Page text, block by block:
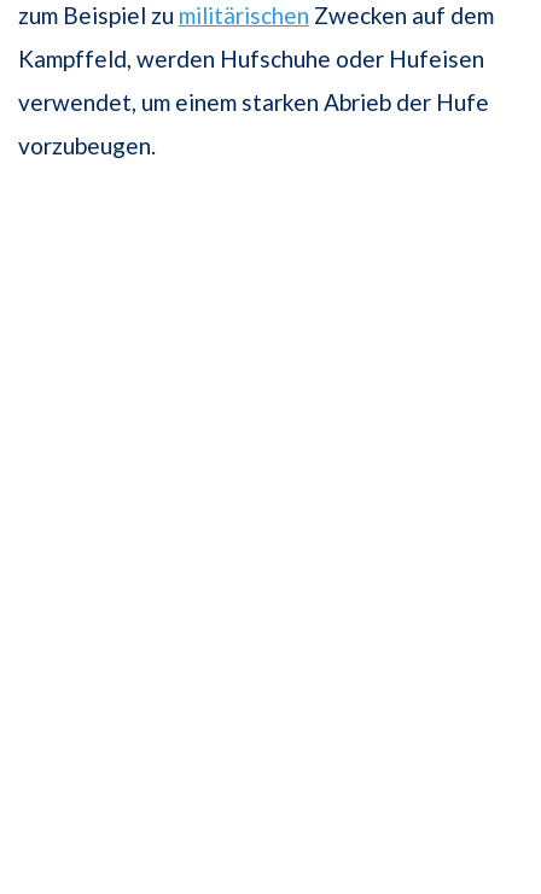
zum Beispiel zu militärischen Zwecken auf dem
Kampffeld, werden Hufschuhe oder Hufeisen
verwendet, um einem starken Abrieb der Hufe
vorzubeugen.